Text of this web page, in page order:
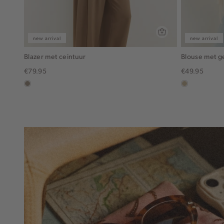
new arrival
Blazer met ceintuur
€79.95
taupe,
new arrival
Blouse met
€49.95
lichtzand